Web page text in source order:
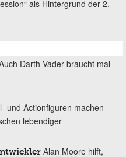
als Hintergrund der 2.
Darth Vader braucht mal
und Actionfiguren machen
lebendiger
Alan Moore hilft,